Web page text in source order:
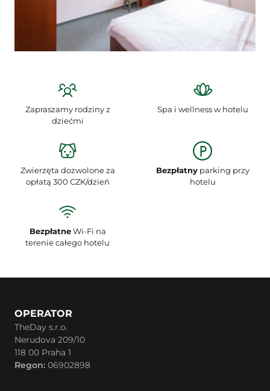
Zapraszamy rodziny z
dziećmi
Spa i wellness w hotelu
Zwierzęta dozwolone za
opłatą 300 CZK/dzień
Bezpłatnyparking przy
hotelu
BezpłatneWi-Fi na
terenie całego hotelu
OPERATOR
TheDay s.r.o.
Nerudova 209/10
118 00 Praha 1
Regon: 06902898